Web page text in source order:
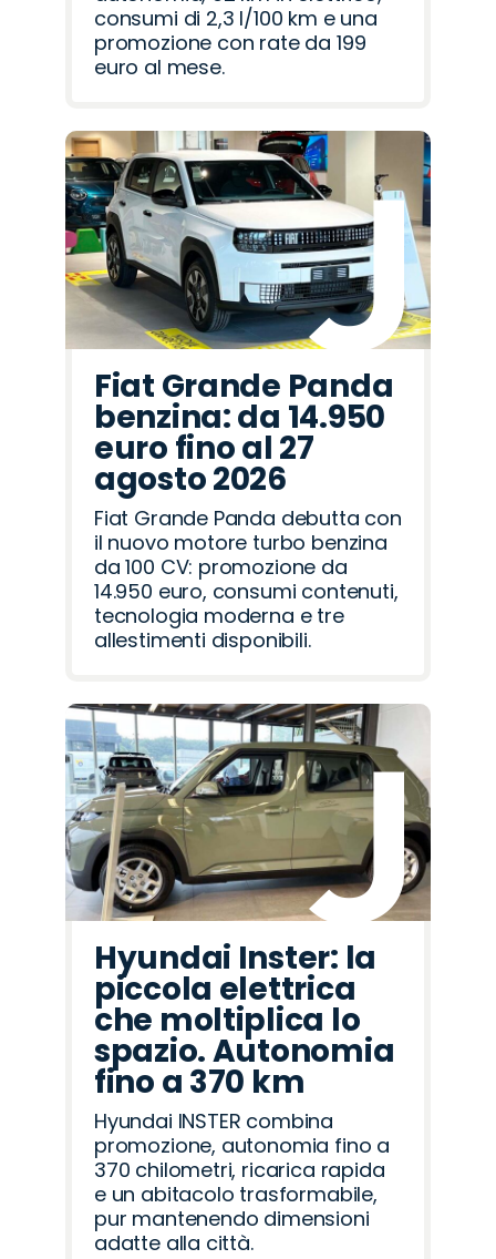
consumi di 2,3 l/100 km e una
promozione con rate da 199
euro al mese.
Fiat Grande Panda
benzina: da 14.950
euro fino al 27
agosto 2026
Fiat Grande Panda debutta con
il nuovo motore turbo benzina
da 100 CV: promozione da
14.950 euro, consumi contenuti,
tecnologia moderna e tre
allestimenti disponibili.
Hyundai Inster: la
piccola elettrica
che moltiplica lo
spazio. Autonomia
fino a 370 km
Hyundai INSTER combina
promozione, autonomia fino a
370 chilometri, ricarica rapida
e un abitacolo trasformabile,
pur mantenendo dimensioni
adatte alla città.